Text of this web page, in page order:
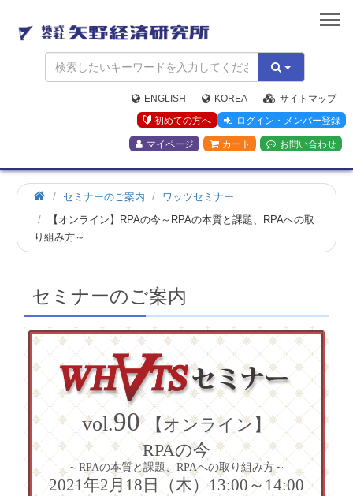
矢
野
経
済
研
究
所
ENGLISH KOREA
サイトマップ
初めての方へ
ログイン・メンバー登録
マイページ カート お問い合わせ
ホ
ー
ム
セミナーのご案内
ワッツセミナー
【オンライン】RPAの今～RPAの本質と課題、RPAへの取
り組み方～
セミナーのご案内
vol.90 【オンライン】
RPAの今
～RPAの本質と課題、RPAへの取り組み方～
2021年2月18日（木）13:00～14:00